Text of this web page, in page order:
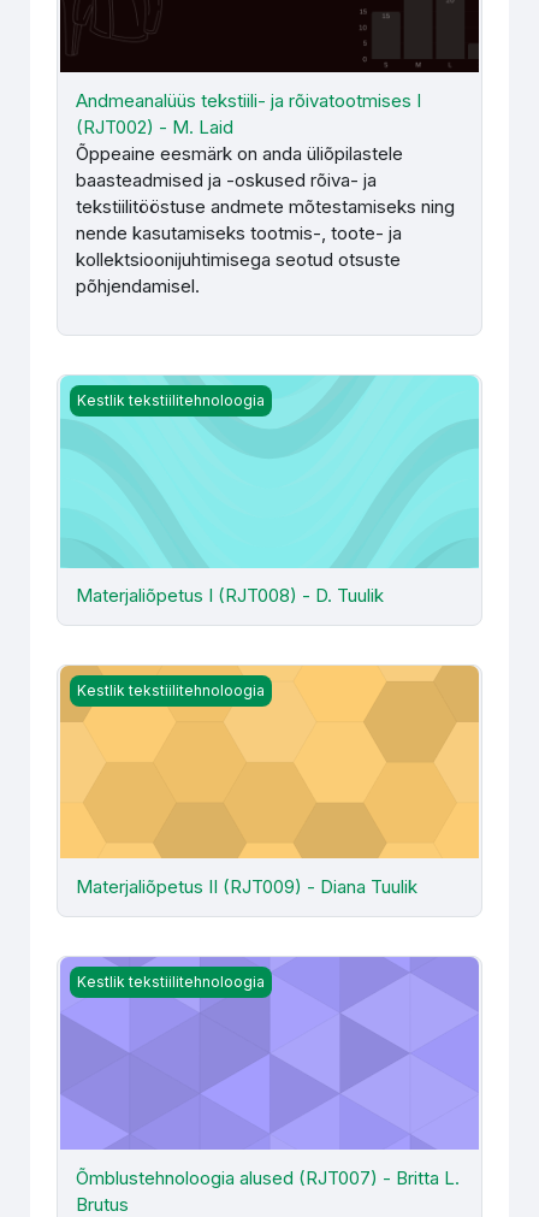
Andmeanalüüs tekstiili- ja rõivatootmises I
(RJT002) - M. Laid
Õppeaine eesmärk on anda üliõpilastele
baasteadmised ja -oskused rõiva- ja
tekstiilitööstuse andmete mõtestamiseks ning
nende kasutamiseks tootmis-, toote- ja
kollektsioonijuhtimisega seotud otsuste
põhjendamisel.
Materjaliõpetus I (RJT008) - D. Tuulik
Kestlik tekstiilitehnoloogia
Materjaliõpetus I (RJT008) - D. Tuulik
Materjaliõpetus II (RJT009) - Diana Tuulik
Kestlik tekstiilitehnoloogia
Materjaliõpetus II (RJT009) - Diana Tuulik
Õmblustehnoloogia alused (RJT007) - Britta L. Brutus
Kestlik tekstiilitehnoloogia
Õmblustehnoloogia alused (RJT007) - Britta L.
Brutus